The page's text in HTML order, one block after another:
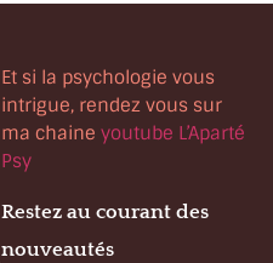
Et si la psychologie vous
intrigue, rendez vous sur
ma chaine youtube L’Aparté
Psy
Restez au courant des
nouveautés